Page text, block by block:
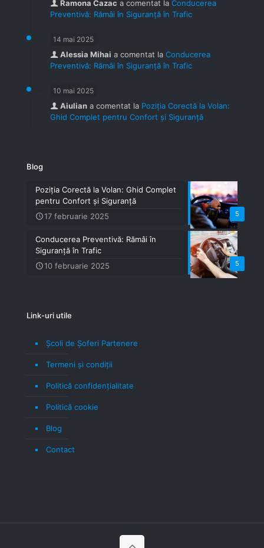
Ramona Cazac a comentat la Conducerea
Preventivă: Rămâi în Siguranță în Trafic
14 mai 2025
Alessia Mihai a comentat la Conducerea
Preventivă: Rămâi în Siguranță în Trafic
10 mai 2025
Aiulian a comentat la Poziția Corectă la Volan:
Ghid Complet pentru Confort și Siguranță
Blog
5
Poziția Corectă la Volan: Ghid Complet
pentru Confort și Siguranță
17 februarie 2025
5
Conducerea Preventivă: Rămâi în
Siguranță în Trafic
10 februarie 2025
Link-uri utile
Școli de Șoferi Partenere
Termeni şi condiţii
Politică confidenţialitate
Politică cookie
Blog
Contact